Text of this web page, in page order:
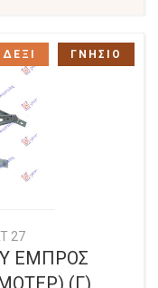
27
ΕΜΠΡΟΣ
(Γ)
ΔΕΞΙ ΓΝΗΣΙΟ